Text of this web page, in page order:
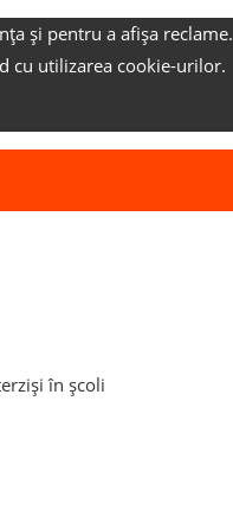
și pentru a afișa reclame.
cu utilizarea cookie-urilor.
în școli